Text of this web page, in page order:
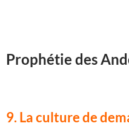
Prophétie des
9. La culture de